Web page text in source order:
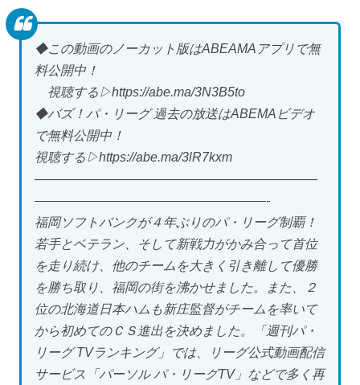
◆この動画のノーカット版はABEAMAアプリで無
料公開中！
視聴する▷https://abe.ma/3N3B5to
◆バズ！パ・リーグ 過去の放送はABEMAビデオ
で無料公開中！
視聴する▷https://abe.ma/3lR7kxm
——————————————————————
——————————————————-
福岡ソフトバンクが４年ぶりのパ・リーグ制覇！
若手とベテラン、そして新戦力がかみ合って首位
を走り続け、他のチームを大きく引き離して優勝
を勝ち取り、福岡の街を沸かせました。また、２
位の北海道日本ハムも新庄監督がチームを率いて
から初めてのＣＳ進出を決めました。「週刊パ・
リーグ TVランキング」では、リーグ公式動画配信
サービス「パーソル パ・リーグTV」などで多く再